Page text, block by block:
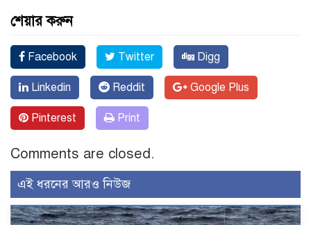
শেয়ার করুন
Facebook Twitter Digg
Linkedin Reddit Google Plus
Pinterest Print
Comments are closed.
এই ধরনের আরও নিউজ